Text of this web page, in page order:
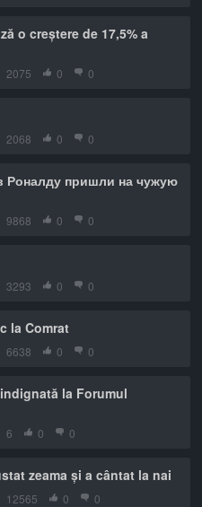
o creștere de 17,5% a
2075 0 0
2068 0 0
Роналду пришли на чужую
9868 0 0
3293 0 0
la Comrat
6638 0 0
la Forumul
6 0 0
zeama și a cântat la nai
12565 0 0